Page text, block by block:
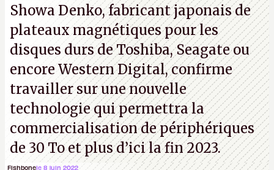
Showa Denko, fabricant japonais de
plateaux magnétiques pour les
disques durs de Toshiba, Seagate ou
encore Western Digital, confirme
travailler sur une nouvelle
technologie qui permettra la
commercialisation de périphériques
de 30 To et plus d’ici la fin 2023.
Fishbonele 8 juin 2022